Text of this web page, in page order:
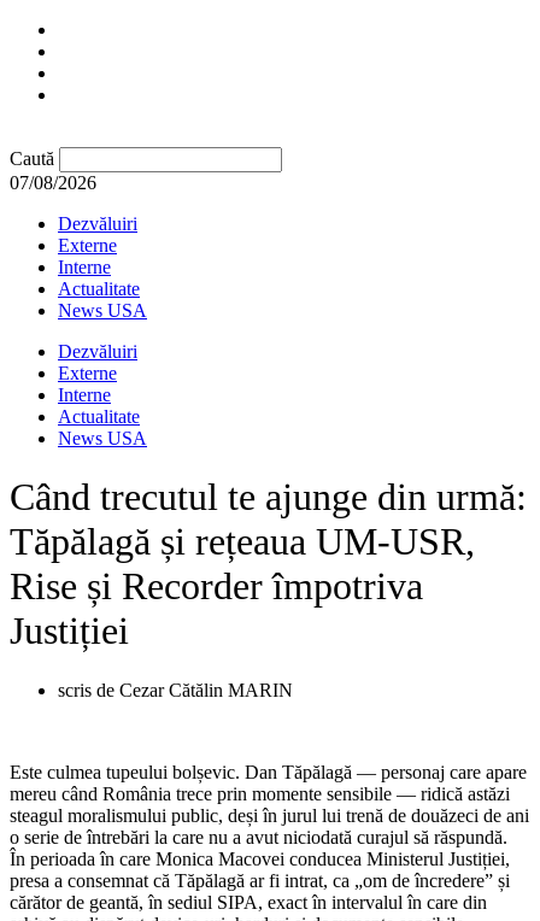
Caută
07/08/2026
Dezvăluiri
Externe
Interne
Actualitate
News USA
Dezvăluiri
Externe
Interne
Actualitate
News USA
Când trecutul te ajunge din urmă:
Tăpălagă și rețeaua UM-USR,
Rise și Recorder împotriva
Justiției
scris de Cezar Cătălin MARIN
Este culmea tupeului bolșevic. Dan Tăpălagă — personaj care apare
mereu când România trece prin momente sensibile — ridică astăzi
steagul moralismului public, deși în jurul lui trenă de douăzeci de ani
o serie de întrebări la care nu a avut niciodată curajul să răspundă.
În perioada în care Monica Macovei conducea Ministerul Justiției,
presa a consemnat că Tăpălagă ar fi intrat, ca „om de încredere” și
cărător de geantă, în sediul SIPA, exact în intervalul în care din